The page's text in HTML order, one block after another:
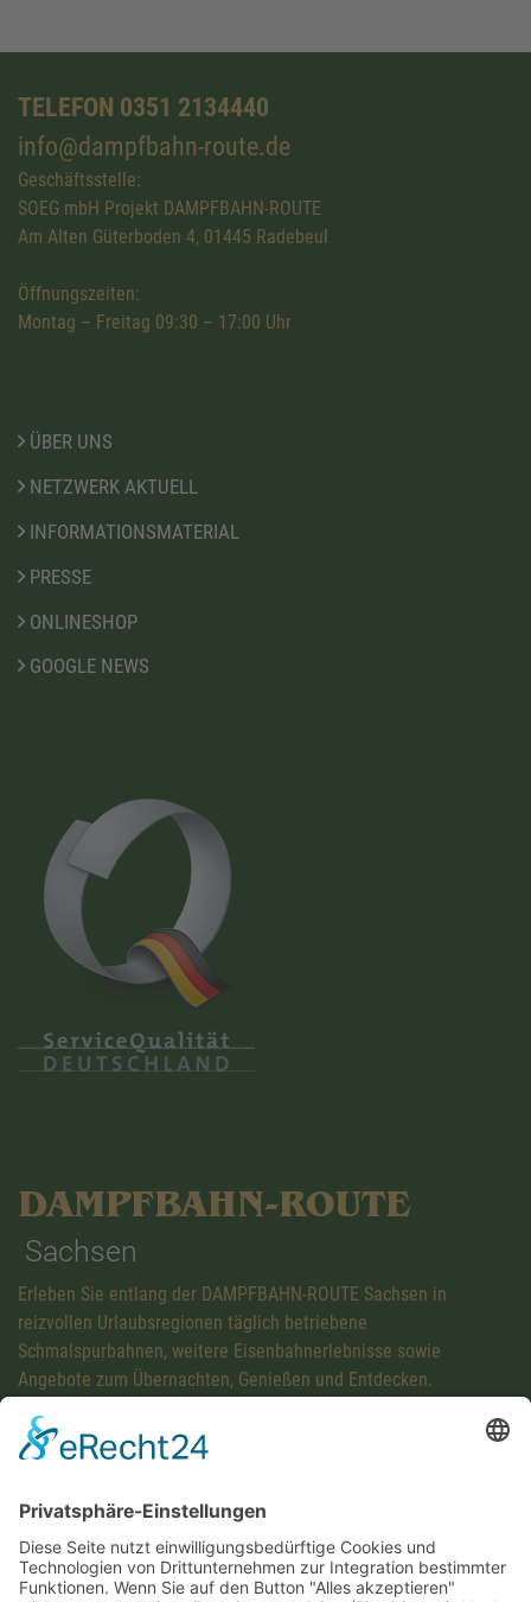
TELEFON 0351 2134440
info@dampfbahn-route.de
Geschäftsstelle:
SOEG mbH Projekt DAMPFBAHN-ROUTE
Am Alten Güterboden 4, 01445 Radebeul
Öffnungszeiten:
Montag – Freitag 09:30 – 17:00 Uhr
ÜBER UNS
NETZWERK AKTUELL
INFORMATIONSMATERIAL
PRESSE
ONLINESHOP
GOOGLE NEWS
DAMPFBAHN-ROUTE
Sachsen
Erleben Sie entlang der DAMPFBAHN-ROUTE Sachsen in
reizvollen Urlaubsregionen täglich betriebene
Schmalspurbahnen, weitere Eisenbahnerlebnisse sowie
Angebote zum Übernachten, Genießen und Entdecken.